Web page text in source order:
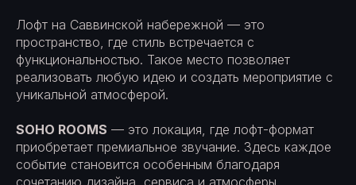
Лофт на Саввинской набережной — это
пространство, где стиль встречается с
функциональностью. Такое место позволяет
реализовать любую идею и создать мероприятие с
уникальной атмосферой.
SOHO ROOMS — это локация, где лофт-формат
приобретает премиальное звучание. Здесь каждое
событие становится особенным благодаря
сочетанию дизайна, сервиса и атмосферы.